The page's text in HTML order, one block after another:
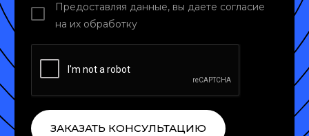
Предоставляя данные, вы даете согласие
на их обработку
ЗАКАЗАТЬ КОНСУЛЬТАЦИЮ